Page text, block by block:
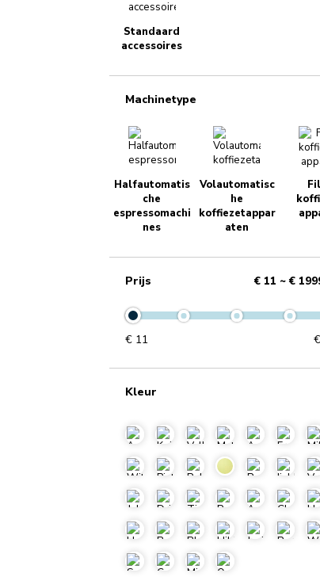
Standaard
accessoires
Machinetype
Halfautomatis
che
espressomachi
nes
Volautomatisc
he
koffiezetappar
aten
Prijs € 11 ~ €
€ 11 €
Kleur